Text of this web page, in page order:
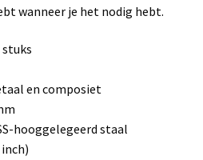
wanneer je het nodig hebt.
stuks
en composiet
hooggelegeerd staal